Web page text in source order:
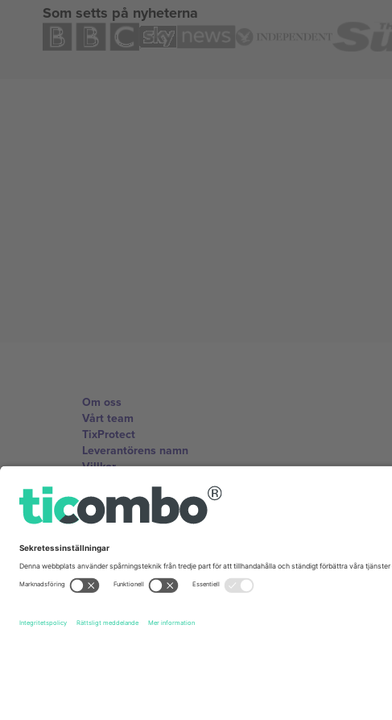
Som setts på nyheterna
Om oss
Vårt team
TixProtect
Leverantörens namn
Villkor
Affiliate-program